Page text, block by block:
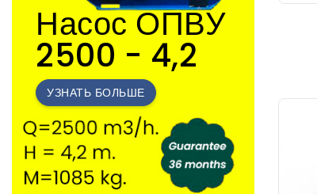
Насос ОПВУ
2500 - 4,2
УЗНАТЬ БОЛЬШЕ